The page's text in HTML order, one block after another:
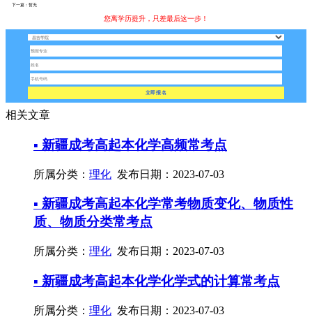
下一篇：暂无
您离学历提升，只差最后这一步！
立即报名
相关文章
▪ 新疆成考高起本化学高频常考点
所属分类： 理化 发布日期：2023-07-03
▪ 新疆成考高起本化学常考物质变化、物质性
质、物质分类常考点
所属分类： 理化 发布日期：2023-07-03
▪ 新疆成考高起本化学化学式的计算常考点
所属分类： 理化 发布日期：2023-07-03